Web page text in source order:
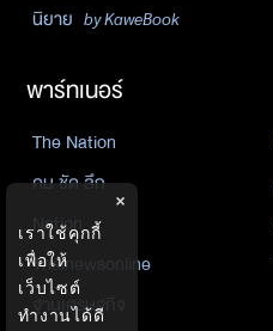
นิยาย by KaweBook
พาร์ทเนอร์
The Nation
คม ชัด ลึก
Nation
Thainewsonline
ฐานเศรษฐกิจ
×
เราใช้คุกกี้
เพื่อให้
เว็บไซต์
ทำงานได้ดี